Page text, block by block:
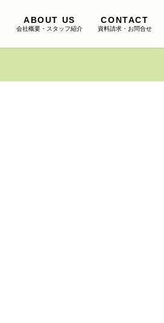
ABOUT US
会社概要・スタッフ紹介
CONTACT
資料請求・お問合せ